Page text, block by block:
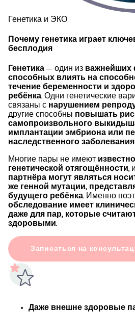
Генетика и ЭКО
Почему генетика играет
бесплодия
Генетика — один из важнейших
способных влиять на
течение беременности и
ребёнка. Одни генетические
связаны с нарушением
другие способны повышать
самопроизвольного
имплантации эмбриона или
наследственного
Многие пары не имеют
генетической отягощённости,
партнёра могут являться
же генной мутации,
будущего ребёнка. Именно
обследование имеет
даже для пар, которые
здоровыми.
Записаться на
Даже внешне здоровые